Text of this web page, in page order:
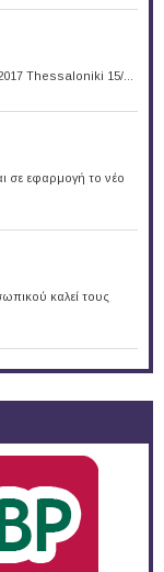
Thessaloniki 15/...
σε εφαρμογή το νέο
καλεί τους